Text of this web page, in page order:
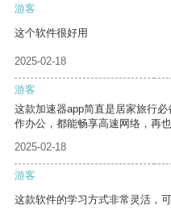
游客
这个软件很好用
2025-02-18
游客
这款加速器app简直是居家旅行
作办公，都能畅享高速网络，再
2025-02-18
游客
这款软件的学习方式非常灵活，